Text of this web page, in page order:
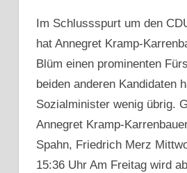
Im Schlussspurt um den
hat Annegret Kramp-
Blüm einen prominenten
beiden anderen Kandidaten
Sozialminister wenig übrig.
Annegret Kramp-
Spahn, Friedrich Merz
15:36 Uhr Am Freitag wird